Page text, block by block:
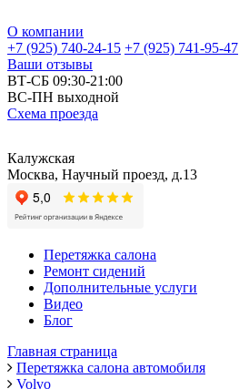
О компании
+7 (925) 740-24-15 +7 (925) 741-95-47
Ваши отзывы
ВТ-СБ 09:30-21:00
ВС-ПН выходной
Схема проезда
Калужская
Москва, Научный проезд, д.13
Перетяжка салона
Ремонт сидений
Дополнительные услуги
Видео
Блог
Главная страница
Перетяжка салона автомобиля
Volvo